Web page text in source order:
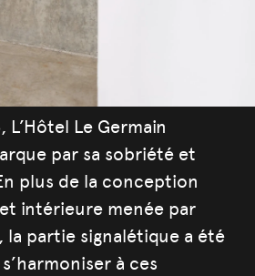
L’Hôtel Le Germain
par sa sobriété et
plus de la conception
intérieure menée par
la partie signalétique a été
à ces